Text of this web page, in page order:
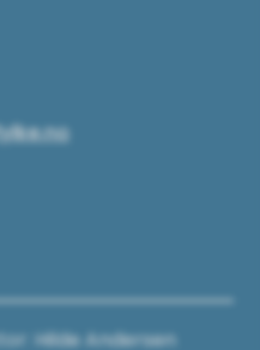
Hilde Andersen